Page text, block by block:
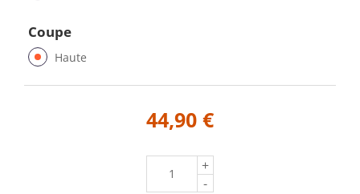
Coupe
Haute
44,90 €
+
-